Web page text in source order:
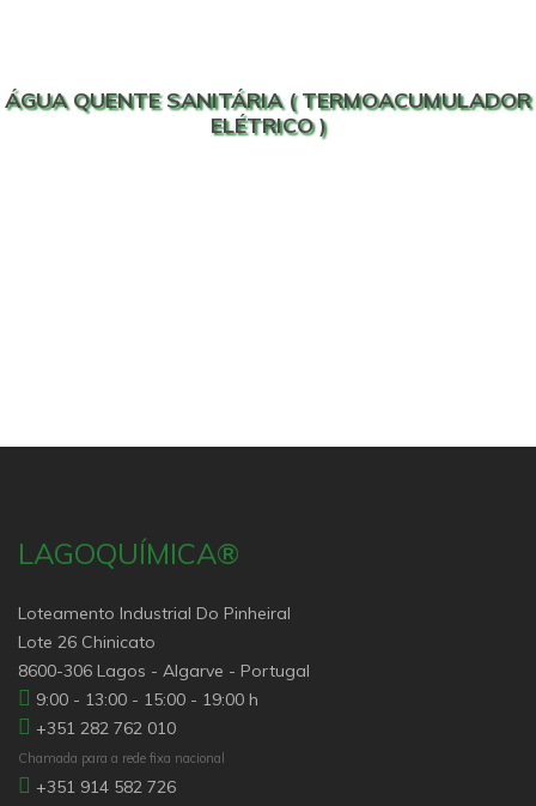
ÁGUA QUENTE SANITÁRIA ( TERMOACUMULADOR
ELÉTRICO )
LAGOQUÍMICA®
Loteamento Industrial Do Pinheiral
Lote 26 Chinicato
8600-306 Lagos - Algarve - Portugal
9:00 - 13:00 - 15:00 - 19:00 h
+351 282 762 010
Chamada para a rede fixa nacional
+351 914 582 726